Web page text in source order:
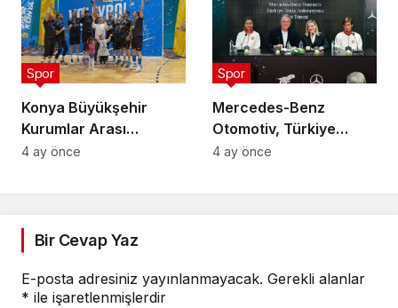
Konya Büyükşehir
Kurumlar Arası
Voleybol Turnuvası
Spor
4 ay önce
Mercedes-Benz
Otomotiv, Türkiye
Tenis Federasyonu’nun
Spor
4 ay önce
Bir Cevap Yaz
E-posta adresiniz yayınlanmayacak. Gerekli alanlar
* ile işaretlenmişlerdir